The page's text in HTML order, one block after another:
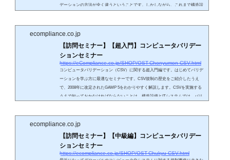
デーションの方法が全く違うということです。しかしながら、これまで構造設
説します。
ecompliance.co.jp
【訪問セミナー】【超入門】コンピュータバリデー
ションセミナー
https://eCompliance.co.jp/SHOP/OST-Chonyumon-CSV.html
コンピュータバリデーション（CSV）に関する超入門編です。はじめてバリデ
ーションを学ぶ方に最適なセミナーです。CSV規制の歴史をご紹介したうえ
で、2008年に改定されたGAMP 5をわかりやすく解説します。CSVを実施する
うえで知っておかなければならないことは、構造設備とITシステムでは、バリ
ミナーでは、受講者の担当されるシステム毎のCSV実施方法をわかりやすく解
ecompliance.co.jp
【訪問セミナー】【中級編】コンピュータバリデー
ションセミナー
https://ecompliance.co.jp/SHOP/OST-Chukyu-CSV.html